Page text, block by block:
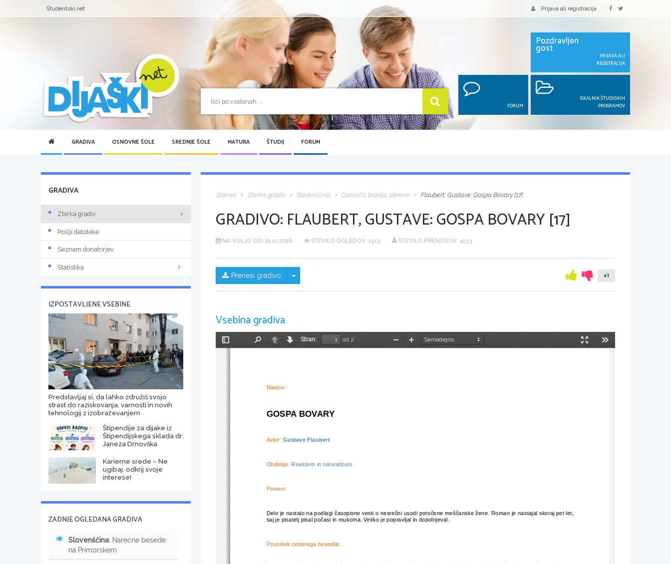
Študentski.net Prijava ali registracija
Pozdravljen
gost
PRIJAVA ALI
REGISTRACIJA
FORUM
ISKALNIK ŠTUDIJSKIH
PROGRAMOV
GRADIVA OSNOVNE ŠOLE SREDNJE ŠOLE MATURA ŠTUDIJ FORUM
Domov Zbirka gradiv Slovenščina Domača branja, obnove Flaubert, Gustave: Gospa Bovary [17]
GRADIVO: FLAUBERT, GUSTAVE: GOSPA BOVARY [17]
NA VOLJO OD: 21.12.2018 ŠTEVILO OGLEDOV: 1513 ŠTEVILO PRENOSOV: 4133
Prenesi gradivo Skrij/prikaži meni +1
Vsebina gradiva
Preklopi
NazajNaprej
Stran:
od 2
Način
PomanjšajPovečaj
Naslov:
GOSPA BOVARY
Avtor: Gustave Flaubert
Obdobje: Realizem in naturalizem
Pomen:
Delo je nastalo na podlagi časopisne vesti o nesrečni usodi poročene meščanske žene. Roman je nastajal skoraj pet let,
saj je pisatelj pisal počasi in mukoma. Veliko je popravljal in dopolnjeval.
Povzetek celotnega besedila:
GRADIVA
Zbirka gradiv
Pošlji datoteke
Seznam donatorjev
Statistika
IZPOSTAVLJENE VSEBINE
Predstavljaj si, da lahko združiš svojo
strast do raziskovanja, varnosti in novih
tehnologij z izobraževanjem
Štipendije za dijake iz
Štipendijskega sklada dr.
Janeza Drnovška
Karierne srede – Ne
ugibaj, odkrij svoje
interese!
ZADNJE OGLEDANA GRADIVA
Slovenščina: Narečne besede
na Primorskem